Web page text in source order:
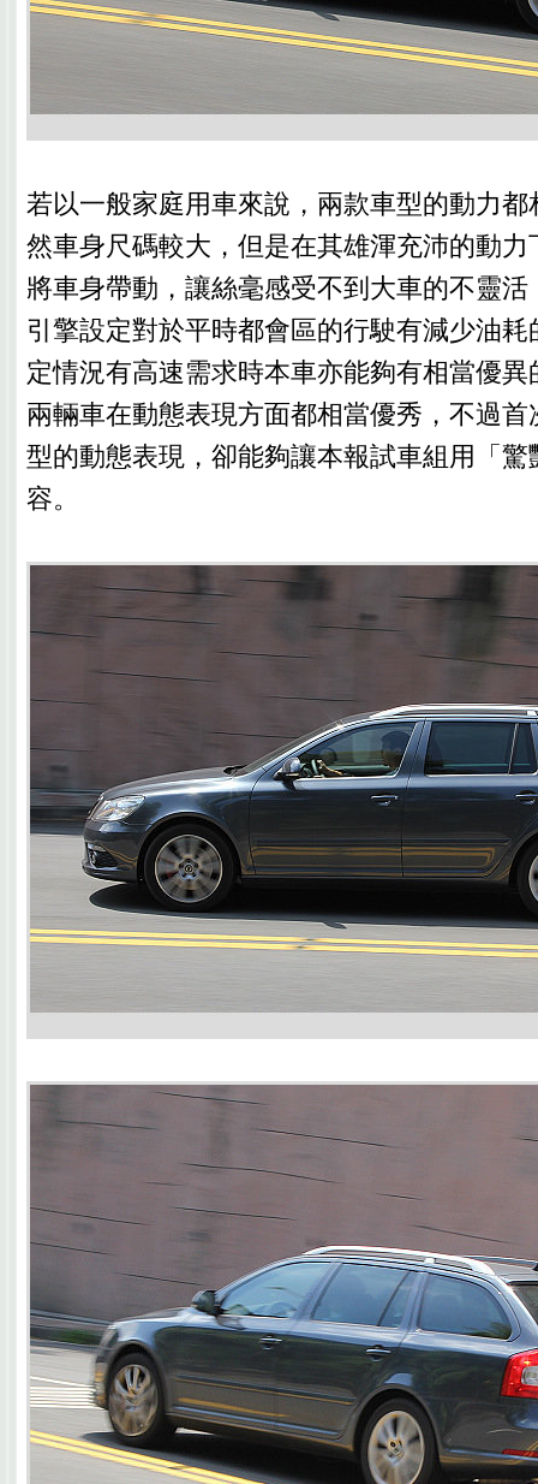
若以一般家庭用車來說，兩款車型的動力
然車身尺碼較大，但是在其雄渾充沛的動
將車身帶動，讓絲毫感受不到大車的不靈
引擎設定對於平時都會區的行駛有減少油
定情況有高速需求時本車亦能夠有相當優
兩輛車在動態表現方面都相當優秀，不過
型的動態表現，卻能夠讓本報試車組用「驚
容。